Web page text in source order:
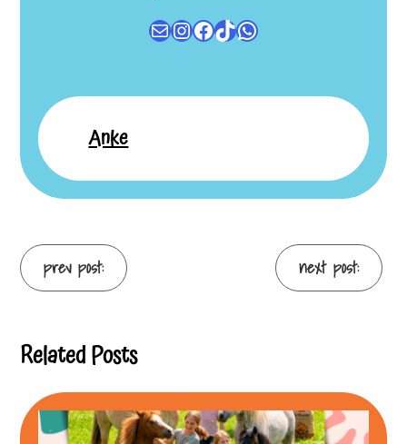
E-MailInstagram
Facebook
TikTokWhatsApp
Anke
Continue
prev post: next post:
Related Posts